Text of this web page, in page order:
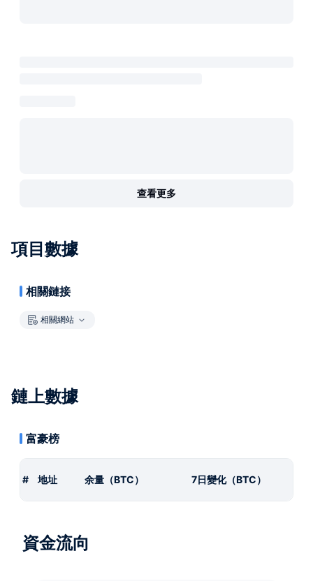
查看更多
項目數據
相關鏈接
相關網站
鏈上數據
富豪榜
# 地址 余量（BTC） 7日變化（BTC）
資金流向